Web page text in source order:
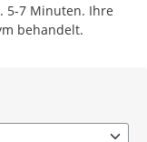
5-7 Minuten. Ihre
behandelt.